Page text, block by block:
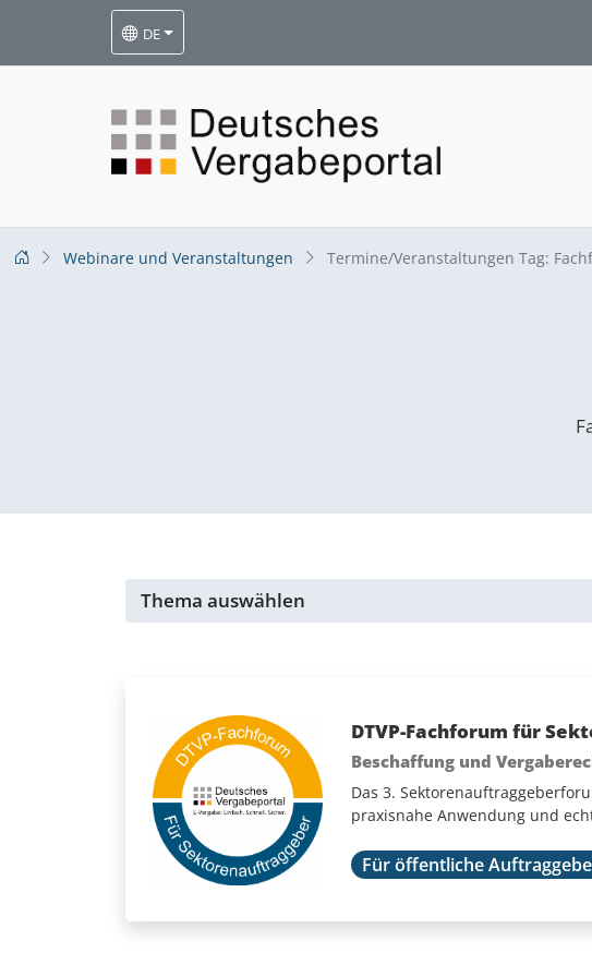
DE
Webinare und Veranstaltungen Termine/Veranstaltungen Tag:
Veranstaltungen für ...
DTVP-Fachforum für
Beschaffung und
Das 3.
praxisnahe Anwendung und
Für öffentliche